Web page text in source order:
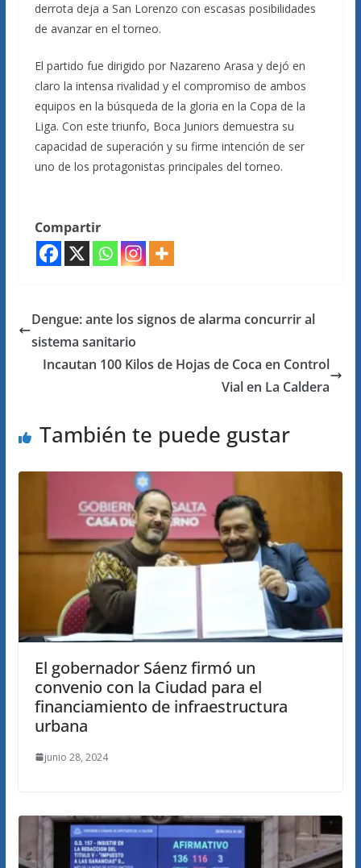
derrota deja a San Lorenzo con escasas posibilidades
de avanzar en el torneo.
El partido fue dirigido por Nazareno Arasa y dejó en
claro la intensa rivalidad y el compromiso de ambos
equipos en la búsqueda de la gloria en la Copa de la
Liga. Con este triunfo, Boca Juniors demuestra su
capacidad de superación y su firme intención de ser
uno de los protagonistas principales del torneo.
Compartir
Dengue: ante los signos de alarma concurrir al
sistema sanitario
Incautan 100 Kilos de Hojas de Coca en Control
Vial en La Caldera
También te puede gustar
El gobernador Sáenz firmó un
convenio con la Ciudad para el
financiamiento de infraestructura
urbana
junio 28, 2024